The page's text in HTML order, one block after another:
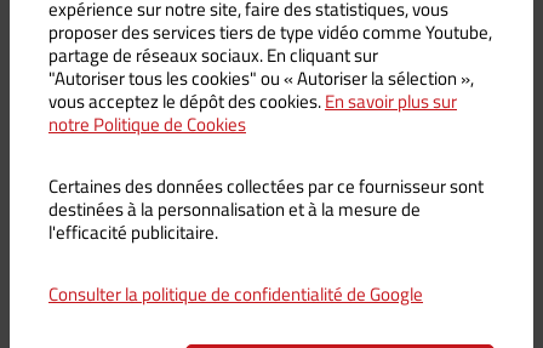
expérience sur notre site, faire des statistiques, vous
proposer des services tiers de type vidéo comme Youtube,
partage de réseaux sociaux. En cliquant sur
"Autoriser tous les cookies" ou « Autoriser la sélection »,
vous acceptez le dépôt des cookies.En savoir plus sur
notre Politique de Cookies
Certaines des données collectées par ce fournisseur sont
destinées à la personnalisation et à la mesure de
l'efficacité publicitaire.
Consulter la politique de confidentialité de Google
Stylo BIC VOLCAN –
Or/Rouge/Noir
Stylo BIC VOLCAN – Chromé
Note
5.00
6,50€TTC /5,42